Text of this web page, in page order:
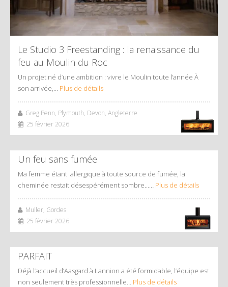
Le Studio 3 Freestanding : la renaissance du
feu au Moulin du Roc
Un projet né d’une ambition : vivre le Moulin toute l’année À
son arrivée,… Plus de détails
Greg Penn, Plymouth, Devon, Angleterre
25 février 2026
Un feu sans fumée
Ma femme étant allergique à toute source de fumée, la
cheminée restait désespérément sombre…… Plus de détails
Muller, Gordes
25 février 2026
PARFAIT
Déjà l’accueil d’Aasgard à Lannion a été formidable, l’équipe est
non seulement très professionnelle… Plus de détails